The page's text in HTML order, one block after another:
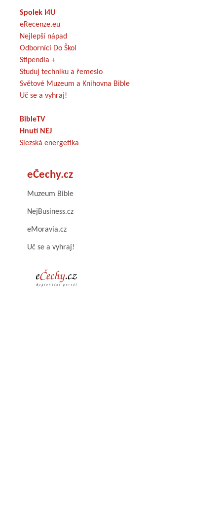
Spolek I4U
eRecenze.eu
Nejlepší nápad
Odborníci Do Škol
Stipendia +
Studuj techniku a řemeslo
Světové Muzeum a Knihovna Bible
Uč se a vyhraj!
BibleTV
Hnutí NEJ
Slezská energetika
eČechy.cz
Muzeum Bible
NejBusiness.cz
eMoravia.cz
Uč se a vyhraj!